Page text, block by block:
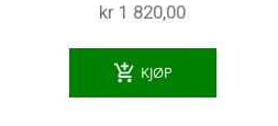
kr 1 820,00
add_shopping_cart KJØP